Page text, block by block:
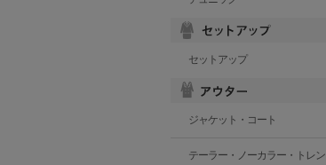
セットアップ
ジャケット・コート
テーラー・ノーカラー・トレン